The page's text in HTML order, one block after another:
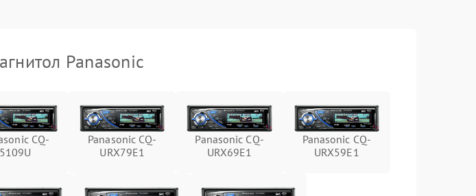
Panasonic
CQ-
5109U
Panasonic CQ-
URX79E1
Panasonic CQ-
URX69E1
Panasonic CQ-
URX59E1